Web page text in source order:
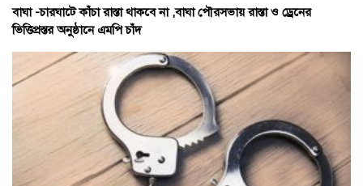
বাঘা -চারঘাটে কাঁচা রাস্তা থাকবে না ,বাঘা পৌরসভায় রাস্তা ও ড্রেনের
ভিত্তিপ্রস্তর অনুষ্ঠানে এমপি চাঁদ